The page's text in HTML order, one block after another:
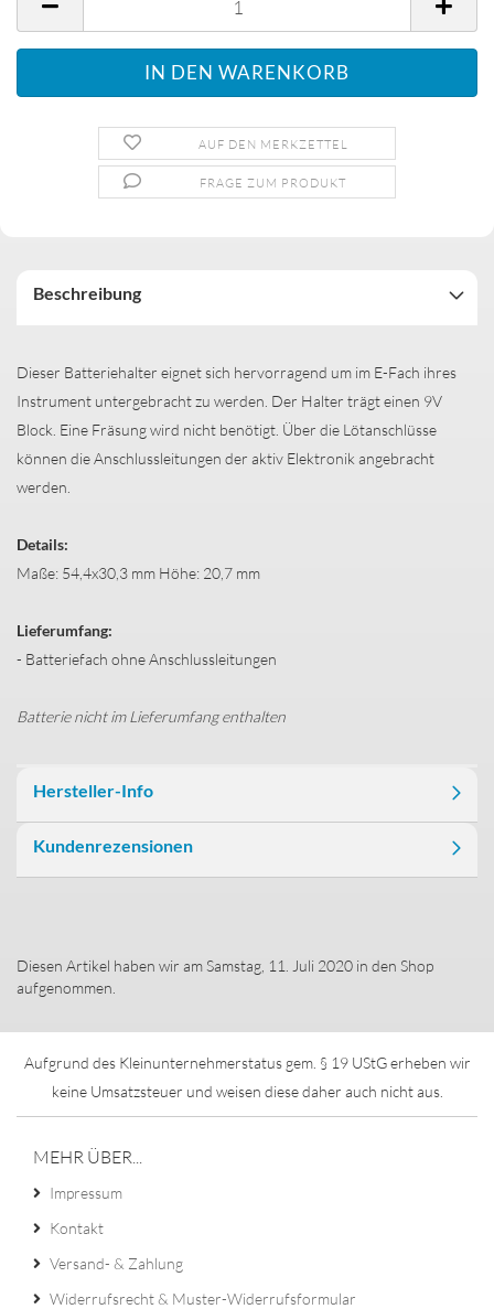
AUF DEN MERKZETTEL
FRAGE ZUM PRODUKT
Beschreibung
Dieser Batteriehalter eignet sich hervorragend um im E-Fach ihres
Instrument untergebracht zu werden. Der Halter trägt einen 9V
Block. Eine Fräsung wird nicht benötigt. Über die Lötanschlüsse
können die Anschlussleitungen der aktiv Elektronik angebracht
werden.
Details:
Maße: 54,4x30,3 mm Höhe: 20,7 mm
Lieferumfang:
- Batteriefach ohne Anschlussleitungen
Batterie nicht im Lieferumfang enthalten
Hersteller-Info
Kundenrezensionen
Diesen Artikel haben wir am Samstag, 11. Juli 2020 in den Shop
aufgenommen.
Aufgrund des Kleinunternehmerstatus gem. § 19 UStG erheben wir
keine Umsatzsteuer und weisen diese daher auch nicht aus.
MEHR ÜBER...
Impressum
Kontakt
Versand- & Zahlung
Widerrufsrecht & Muster-Widerrufsformular